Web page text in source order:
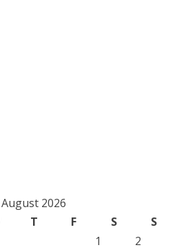
August 2026
T F S
S
1
2